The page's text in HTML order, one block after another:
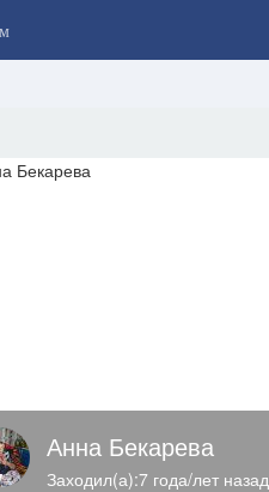
Анна Бекарева
Заходил(а):7 года/лет назад